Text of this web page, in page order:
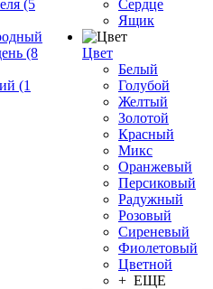
(5
(8
(1
Сердце
Ящик
Цвет
Белый
Голубой
Желтый
Золотой
Красный
Микс
Оранжевый
Персиковый
Радужный
Розовый
Сиреневый
Фиолетовый
Цветной
+ ЕЩЕ